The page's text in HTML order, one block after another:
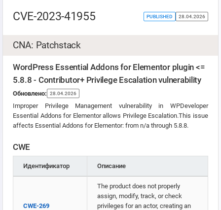
CVE-2023-41955 PUBLISHED 28.04.2026
CNA: Patchstack
WordPress Essential Addons for Elementor plugin <=
5.8.8 - Contributor+ Privilege Escalation vulnerability
Обновлено: 28.04.2026
Improper Privilege Management vulnerability in WPDeveloper
Essential Addons for Elementor allows Privilege Escalation.This issue
affects Essential Addons for Elementor: from n/a through 5.8.8.
CWE
Идентификатор Описание
CWE-269
The product does not properly
assign, modify, track, or check
privileges for an actor, creating an